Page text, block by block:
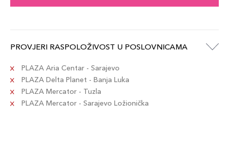
PROVJERI RASPOLOŽIVOST U POSLOVNICAMA
PLAZA Aria Centar - Sarajevo
PLAZA Delta Planet - Banja Luka
PLAZA Mercator - Tuzla
PLAZA Mercator - Sarajevo Ložionička